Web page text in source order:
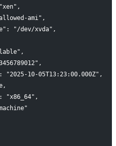
ami",
"/dev/xvda",
"2025-10-05T13:23:00.000Z",
"x86_64",